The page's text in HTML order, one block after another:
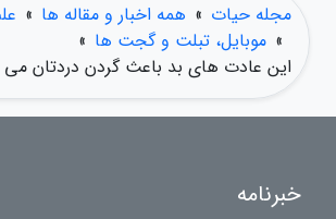
مجله حیات » همه اخبار و مقاله ها »
» موبایل، تبلت و گجت ها »
این عادت های بد باعث گردن دردتان
خبرنامه